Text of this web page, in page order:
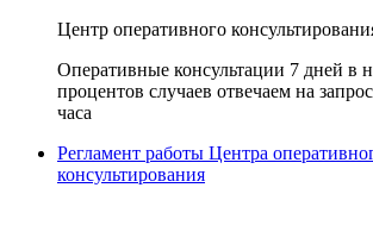
Центр оперативного
Оперативные консультации 7 дней в
процентов случаев отвечаем на
часа
Регламент работы Центра
консультирования